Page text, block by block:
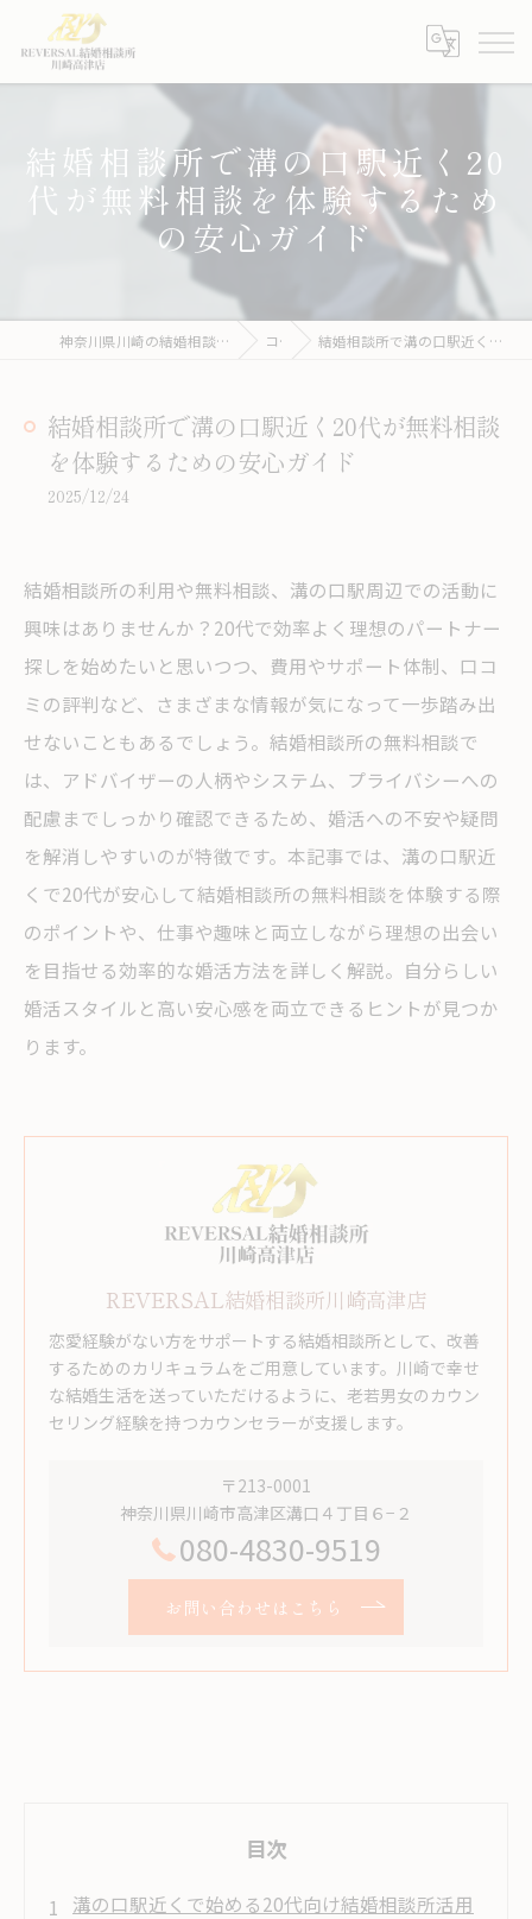
結婚相談所で溝の口駅近く20
代が無料相談を体験するため
の安心ガイド
神奈川県川崎の結婚相談所ならREVERSAL結婚相談所川崎高津店 コラム 結婚相談所で溝の口駅近く20代が無料相談を体験するための安心ガイド
結婚相談所で溝の口駅近く20代が無料相談
を体験するための安心ガイド
2025/12/24
結婚相談所の利用や無料相談、溝の口駅周辺での活動に
興味はありませんか？20代で効率よく理想のパートナー
探しを始めたいと思いつつ、費用やサポート体制、口コ
ミの評判など、さまざまな情報が気になって一歩踏み出
せないこともあるでしょう。結婚相談所の無料相談で
は、アドバイザーの人柄やシステム、プライバシーへの
配慮までしっかり確認できるため、婚活への不安や疑問
を解消しやすいのが特徴です。本記事では、溝の口駅近
くで20代が安心して結婚相談所の無料相談を体験する際
のポイントや、仕事や趣味と両立しながら理想の出会い
を目指せる効率的な婚活方法を詳しく解説。自分らしい
婚活スタイルと高い安心感を両立できるヒントが見つか
ります。
REVERSAL結婚相談所川崎高津店
恋愛経験がない方をサポートする結婚相談所として、改善
するためのカリキュラムをご用意しています。川崎で幸せ
な結婚生活を送っていただけるように、老若男女のカウン
セリング経験を持つカウンセラーが支援します。
〒213-0001
神奈川県川崎市高津区溝口４丁目６−２
080-4830-9519
お問い合わせはこちら
目次
溝の口駅近くで始める20代向け結婚相談所活用